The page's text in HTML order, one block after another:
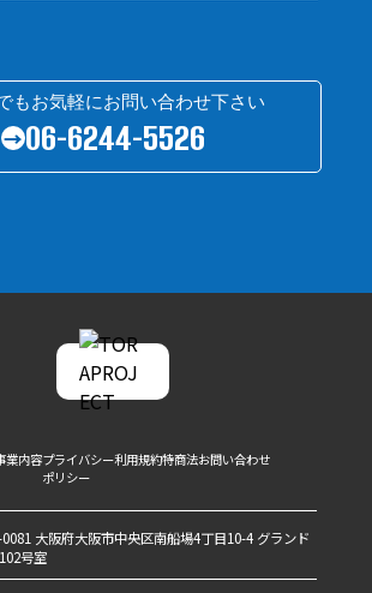
もお気軽にお問い合わせ下さい
→06-6244-5526
業内容プライバシー
ポリシー
利用規約特商法お問い合わせ
0081 大阪府大阪市中央区南船場4丁目10-4 グランド
号室